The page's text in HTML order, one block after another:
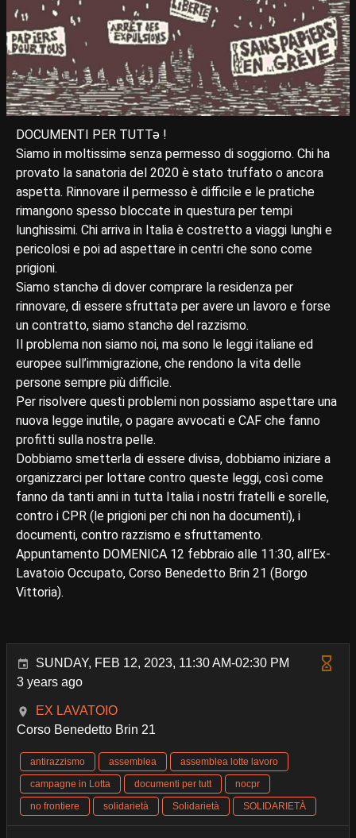
DOCUMENTI PER TUTTǝ !
Siamo in moltissimǝ senza permesso di soggiorno. Chi ha
provato la sanatoria del 2020 è stato truffato o ancora
aspetta. Rinnovare il permesso è difficile e le pratiche
rimangono spesso bloccate in questura per tempi
lunghissimi. Chi arriva in Italia è costretto a viaggi lunghi e
pericolosi e poi ad aspettare in centri che sono come
prigioni.
Siamo stanchǝ di dover comprare la residenza per
rinnovare, di essere sfruttatǝ per avere un lavoro e forse
un contratto, siamo stanchǝ del razzismo.
Il problema non siamo noi, ma sono le leggi italiane ed
europee sull’immigrazione, che rendono la vita delle
persone sempre più difficile.
Per risolvere questi problemi non possiamo aspettare una
nuova legge inutile, o pagare avvocati e CAF che fanno
profitti sulla nostra pelle.
Dobbiamo smetterla di essere divisǝ, dobbiamo iniziare a
organizzarci per lottare contro queste leggi, così come
fanno da tanti anni in tutta Italia i nostri fratelli e sorelle,
contro i CPR (le prigioni per chi non ha documenti), i
documenti, contro razzismo e sfruttamento.
Appuntamento DOMENICA 12 febbraio alle 11:30, all’Ex-
Lavatoio Occupato, Corso Benedetto Brin 21 (Borgo
Vittoria).
SUNDAY, FEB 12, 2023, 11:30 AM-02:30 PM
3 years ago
EX LAVATOIO
Corso Benedetto Brin 21
antirazzismo assemblea
assemblea lotte lavoro
campagne in Lotta
documenti per tutt
nocpr
no frontiere
solidarietà Solidarietà SOLIDARIETÀ